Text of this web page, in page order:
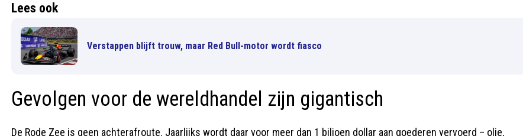
Lees ook
Verstappen blijft trouw, maar Red Bull-motor wordt fiasco
Gevolgen voor de wereldhandel zijn gigantisch
De Rode Zee is geen achterafroute. Jaarlijks wordt daar voor meer dan 1 biljoen dollar aan goederen vervoerd – olie,